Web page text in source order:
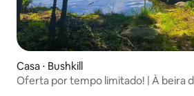
Casa ⋅ Bushkill
Oferta por tempo limitado! | À beira